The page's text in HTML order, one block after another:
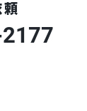
頼